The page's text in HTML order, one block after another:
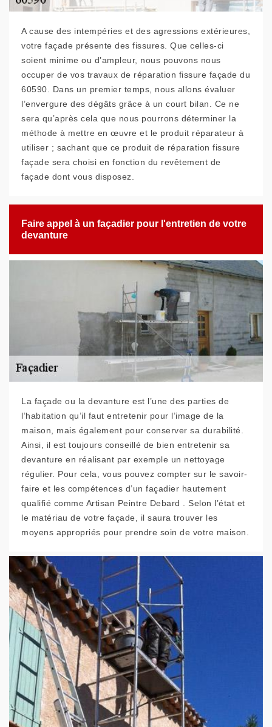
A cause des intempéries et des agressions extérieures,
votre façade présente des fissures. Que celles-ci
soient minime ou d’ampleur, nous pouvons nous
occuper de vos travaux de réparation fissure façade du
60590. Dans un premier temps, nous allons évaluer
l’envergure des dégâts grâce à un court bilan. Ce ne
sera qu’après cela que nous pourrons déterminer la
méthode à mettre en œuvre et le produit réparateur à
utiliser ; sachant que ce produit de réparation fissure
façade sera choisi en fonction du revêtement de
façade dont vous disposez.
Faire appel à un façadier pour l'entretien de votre
devanture
La façade ou la devanture est l’une des parties de
l’habitation qu’il faut entretenir pour l’image de la
maison, mais également pour conserver sa durabilité.
Ainsi, il est toujours conseillé de bien entretenir sa
devanture en réalisant par exemple un nettoyage
régulier. Pour cela, vous pouvez compter sur le savoir-
faire et les compétences d’un façadier hautement
qualifié comme Artisan Peintre Debard . Selon l’état et
le matériau de votre façade, il saura trouver les
moyens appropriés pour prendre soin de votre maison.